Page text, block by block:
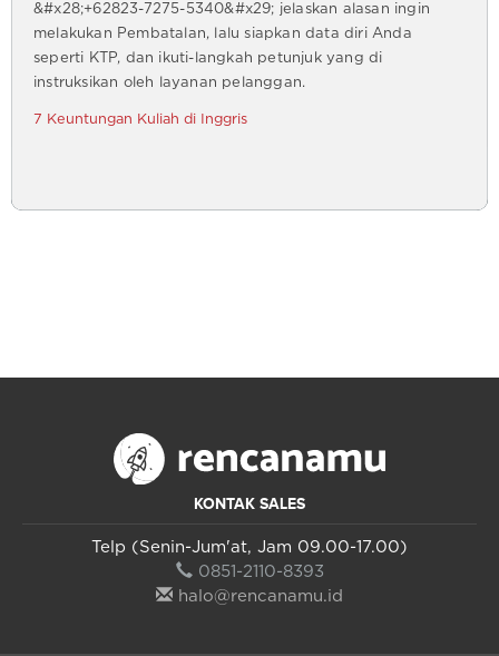
&#x28;+62823-7275-5340&#x29; jelaskan alasan ingin
melakukan Pembatalan, lalu siapkan data diri Anda
seperti KTP, dan ikuti-langkah petunjuk yang di
instruksikan oleh layanan pelanggan.
7 Keuntungan Kuliah di Inggris
KONTAK SALES
Telp (Senin-Jum'at, Jam 09.00-17.00)
0851-2110-8393
halo@rencanamu.id